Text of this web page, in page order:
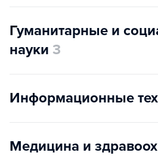
Гуманитарные и
науки 3
Информационные
Медицина и